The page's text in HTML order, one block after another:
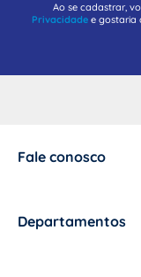
Ao se cadastrar,
Privacidadee gostaria
Fale conosco
Departamentos